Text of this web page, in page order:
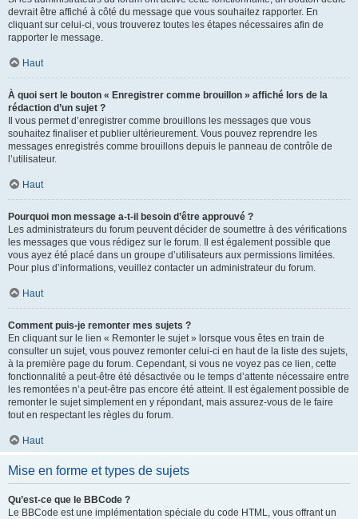
devrait être affiché à côté du message que vous souhaitez rapporter. En
cliquant sur celui-ci, vous trouverez toutes les étapes nécessaires afin de
rapporter le message.
Haut
À quoi sert le bouton « Enregistrer comme brouillon » affiché lors de la
rédaction d’un sujet ?
Il vous permet d’enregistrer comme brouillons les messages que vous
souhaitez finaliser et publier ultérieurement. Vous pouvez reprendre les
messages enregistrés comme brouillons depuis le panneau de contrôle de
l’utilisateur.
Haut
Pourquoi mon message a-t-il besoin d’être approuvé ?
Les administrateurs du forum peuvent décider de soumettre à des vérifications
les messages que vous rédigez sur le forum. Il est également possible que
vous ayez été placé dans un groupe d’utilisateurs aux permissions limitées.
Pour plus d’informations, veuillez contacter un administrateur du forum.
Haut
Comment puis-je remonter mes sujets ?
En cliquant sur le lien « Remonter le sujet » lorsque vous êtes en train de
consulter un sujet, vous pouvez remonter celui-ci en haut de la liste des sujets,
à la première page du forum. Cependant, si vous ne voyez pas ce lien, cette
fonctionnalité a peut-être été désactivée ou le temps d’attente nécessaire entre
les remontées n’a peut-être pas encore été atteint. Il est également possible de
remonter le sujet simplement en y répondant, mais assurez-vous de le faire
tout en respectant les règles du forum.
Haut
Mise en forme et types de sujets
Qu’est-ce que le BBCode ?
Le BBCode est une implémentation spéciale du code HTML, vous offrant un